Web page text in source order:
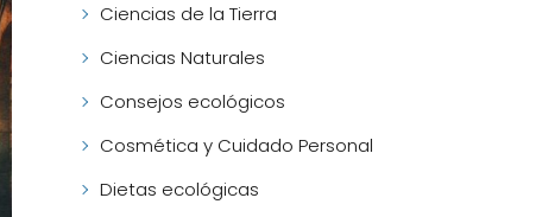
Ciencias de la Tierra
Ciencias Naturales
Consejos ecológicos
Cosmética y Cuidado Personal
Dietas ecológicas